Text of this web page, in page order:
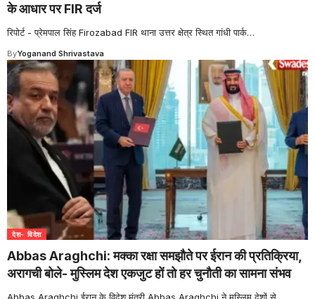
के आधार पर FIR दर्ज
रिपोर्ट - प्रेमपाल सिंह Firozabad FIR थाना उत्तर क्षेत्र स्थित गांधी पार्क…
ByYoganand Shrivastava
देश- विदेश
Abbas Araghchi: मक्का रक्षा समझौते पर ईरान की प्रतिक्रिया,
अरागची बोले- मुस्लिम देश एकजुट हों तो हर चुनौती का सामना संभव